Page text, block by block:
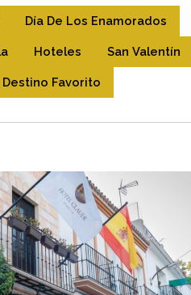
Día De Los Enamorados
Hoteles San Valentín
Destino Favorito